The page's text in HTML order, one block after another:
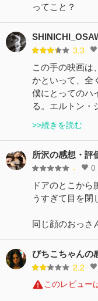
ってこと？
3.3
この手の映画は
かといって、全
僕にとってのハ
る。エルトン・
>>続きを読む
所沢の感想・評
- 0
ドアのとこか
うすぎて目を閉
同じ顔のおっさ
びちこちゃんの
2.2
このレビュー